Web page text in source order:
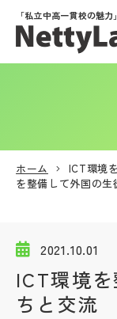
「私立中高一貫校の魅力
メニュー
学校動画
ホーム ICT環境
を整備して外国の生
2021.10.01
ICT環境
ちと交流